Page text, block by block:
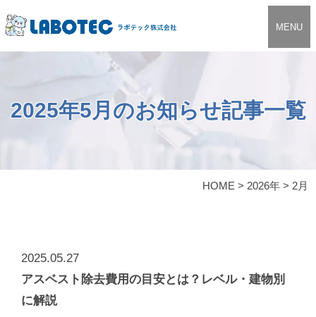
MENU
2025年5月のお知らせ記事一覧
HOME > 2026年> 2月
2025.05.27
アスベスト除去費用の目安とは？レベル・建物別
に解説